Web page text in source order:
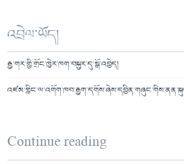
འབྲེལ་ཡོད།
རྒྱ་གར་གྱི་གྲོང་ཁྱེར་ཁག་བསྐྱར་དུ་སྒོ་འབྱེད།
Continue reading